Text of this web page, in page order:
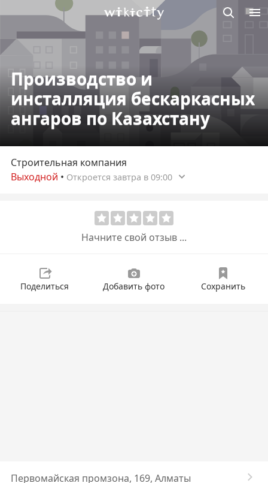
Производство и
инсталляция бескаркасных
ангаров по Казахстану
Строительная компания
Выходной • Откроется завтра в 09:00
Начните свой отзыв ...
Поделиться Добавить фото Сохранить
Первомайская промзона, 169, Алматы